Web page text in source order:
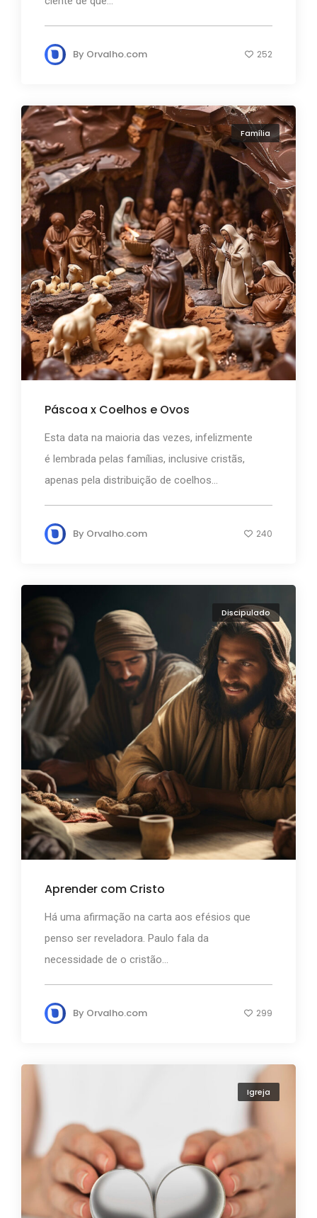
By Orvalho.com 252
Família
Páscoa x Coelhos e Ovos
Esta data na maioria das vezes, infelizmente
é lembrada pelas famílias, inclusive cristãs,
apenas pela distribuição de coelhos...
By Orvalho.com 240
Discipulado
Aprender com Cristo
Há uma afirmação na carta aos efésios que
penso ser reveladora. Paulo fala da
necessidade de o cristão...
By Orvalho.com 299
Igreja